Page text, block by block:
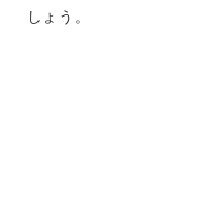
しょう。